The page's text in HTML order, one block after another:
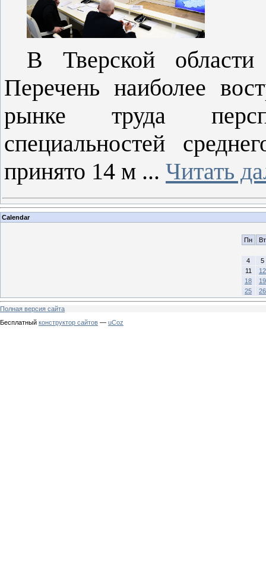
В Тверской
Перечень наиболее
рынке труда
специальностей
принято 14 м ... Читать
Calendar
Пн Вт
4
5
11
12
18
19
25
26
Полная версия сайта
Бесплатный конструктор сайтов — uCoz